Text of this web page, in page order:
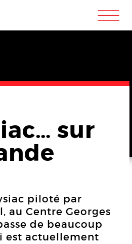
m
sur
piloté par
au Centre Georges
de beaucoup
est actuellement